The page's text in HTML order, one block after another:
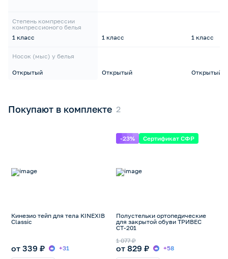
Степень компрессии
компрессионого белья
1 класс
Носок (мыс) у белья
Открытый
1 класс
Открытый
1 класс
Открытый
Покупают в комплекте
Кинезио тейп для тела KINEXIB
Classic
от 339 ₽ +31
-23% Сертификат СФР
Полустельки ортопедические
для закрытой обуви ТРИВЕС
СТ-201
от 829 ₽
1 077 ₽
+58